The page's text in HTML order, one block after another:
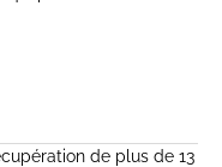
de plus de 13